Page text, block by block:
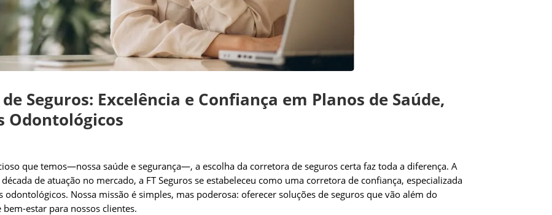
Seguros: Excelência e Confiança em Planos de Saúde,
Odontológicos
que temos—nossa saúde e segurança—, a escolha da corretora de seguros certa faz toda a diferença. A
de atuação no mercado, a FT Seguros se estabeleceu como uma corretora de confiança, especializada
Nossa missão é simples, mas poderosa: oferecer soluções de seguros que vão além do
estar para nossos clientes.